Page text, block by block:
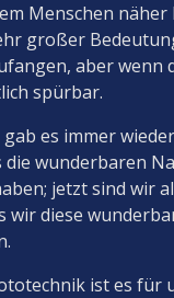
Menschen näher
großer
aber wenn
spürbar.
es immer
die wunderbaren
jetzt sind wir
wir diese
ist es für